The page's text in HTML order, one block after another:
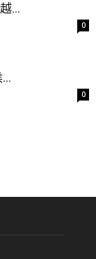
...
0
0